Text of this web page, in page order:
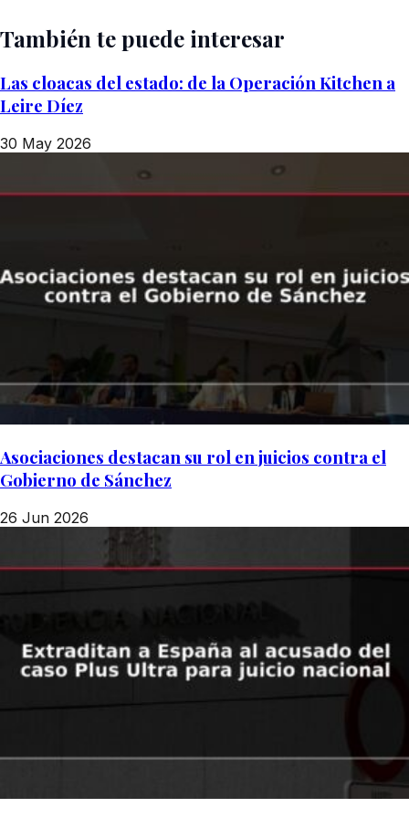
También te puede interesar
Las cloacas del estado: de la Operación Kitchen a
Leire Díez
30 May 2026
Asociaciones destacan su rol en juicios contra el
Gobierno de Sánchez
26 Jun 2026